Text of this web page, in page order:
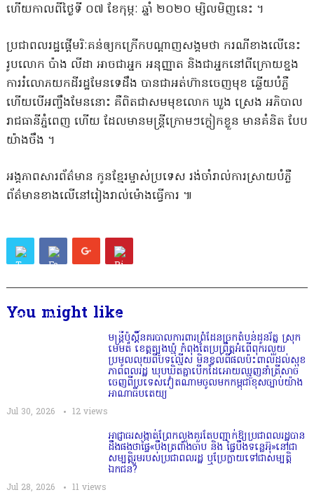
ហើយកាលពីថ្ងៃទី ០៧ ខែកុម្ភៈ ឆ្នាំ ២០២០ ម្សិលមិញនេះ ។
ប្រជាពលរដ្ឋផ្តើមរិៈគន់ឲ្យកក្រើកបណ្តាញសង្គមថា ករណីខាងលើនេះ
រូបលោក ប៉ាង លីដា អាចជាអ្នក អនុញ្ញាត និងជាអ្នកនៅពីក្រោយខ្នង
ការរំលោភយកដីរដ្ឋមែនទេដឹង បានជាអត់ហ៊ានចេញមុខ ឆ្លើយបំភ្លឺ
ហើយបើអញ្ចឹងមែននោះ គឺពិតជាសមមុខលោក ឃួង ស្រេង អភិបាល
រាជធានីភ្នំពេញ ហើយ ដែលមានមន្ត្រីក្រោមៗក្លៀកខ្លួន មានគំនិត បែប
យ៉ាងចឹង ។
អង្គភាពសារព័ត៌មាន​ កូនខ្មែរម្ចាស់ប្រទេស​ រង់ចាំរាល់ការស្រាយបំភ្លឺ
ព័ត៌មានខាងលើនៅរៀងរាល់ម៉ោងធ្វើការ ៕
You might like
មន្ត្រីប៉ុស្តិ៍នគរបាលការពារព្រំដែនច្រកតំបន់ដូនរ័ត្ន ស្រុក
មេមត់ ខេត្តត្បូងឃ្មុំ កំពុងតែប្រព្រឹត្តអំពើពុករលួយ
ប្រមូលលុយពីបទល្មើស មិនខ្វល់ពីផលប៉ះពាល់ដល់សុខ
ភាពពលរដ្ឋ ឃុបឃិតគ្នាបើកដៃអោយឈ្មួញនាំត្រីសាច់
ចេញពីប្រទេសវៀតណាមចូលមកកម្ពុជាខុសច្បាប់យ៉ាង
អាណាធិបតេយ្យ
Jul 30, 2026 12views
អាជ្ញាធរសង្កាត់ព្រែកលួងគួរតែបញ្ជាក់ឱ្យប្រជាពលរដ្ឋបាន
ដឹងផងថាផ្ទៃ«បឹងត្រពាំងចាប និង ផ្ទៃបឹងទន្លេអ៊ុ»នៅជា
សម្បត្តិរួមរបស់ប្រជាពលរដ្ឋ ឬប្រែក្លាយទៅជាសម្បត្តិ
ឯកជន?
Jul 28, 2026 11 views